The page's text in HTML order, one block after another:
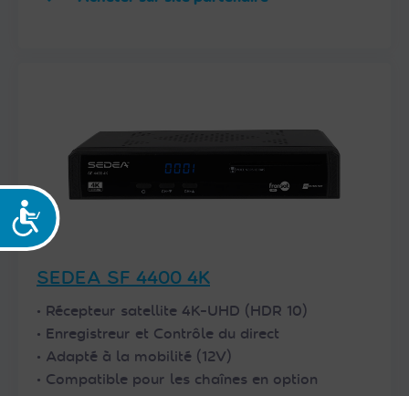
Accessibilité
SEDEA SF 4400 4K
• Récepteur satellite 4K-UHD (HDR 10)
• Enregistreur et Contrôle du direct
• Adapté à la mobilité (12V)
• Compatible pour les chaînes en option